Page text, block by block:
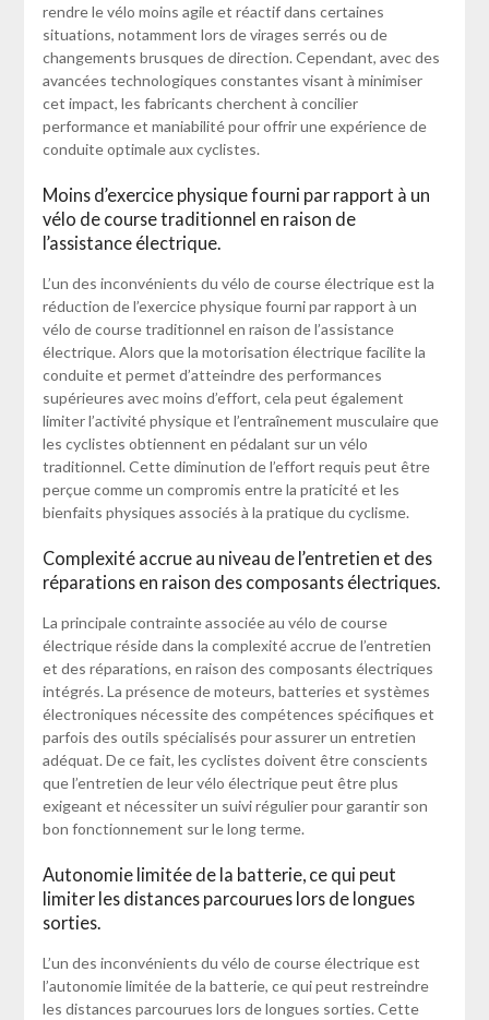
rendre le vélo moins agile et réactif dans certaines
situations, notamment lors de virages serrés ou de
changements brusques de direction. Cependant, avec des
avancées technologiques constantes visant à minimiser
cet impact, les fabricants cherchent à concilier
performance et maniabilité pour offrir une expérience de
conduite optimale aux cyclistes.
Moins d’exercice physique fourni par rapport à un
vélo de course traditionnel en raison de
l’assistance électrique.
L’un des inconvénients du vélo de course électrique est la
réduction de l’exercice physique fourni par rapport à un
vélo de course traditionnel en raison de l’assistance
électrique. Alors que la motorisation électrique facilite la
conduite et permet d’atteindre des performances
supérieures avec moins d’effort, cela peut également
limiter l’activité physique et l’entraînement musculaire que
les cyclistes obtiennent en pédalant sur un vélo
traditionnel. Cette diminution de l’effort requis peut être
perçue comme un compromis entre la praticité et les
bienfaits physiques associés à la pratique du cyclisme.
Complexité accrue au niveau de l’entretien et des
réparations en raison des composants électriques.
La principale contrainte associée au vélo de course
électrique réside dans la complexité accrue de l’entretien
et des réparations, en raison des composants électriques
intégrés. La présence de moteurs, batteries et systèmes
électroniques nécessite des compétences spécifiques et
parfois des outils spécialisés pour assurer un entretien
adéquat. De ce fait, les cyclistes doivent être conscients
que l’entretien de leur vélo électrique peut être plus
exigeant et nécessiter un suivi régulier pour garantir son
bon fonctionnement sur le long terme.
Autonomie limitée de la batterie, ce qui peut
limiter les distances parcourues lors de longues
sorties.
L’un des inconvénients du vélo de course électrique est
l’autonomie limitée de la batterie, ce qui peut restreindre
les distances parcourues lors de longues sorties. Cette